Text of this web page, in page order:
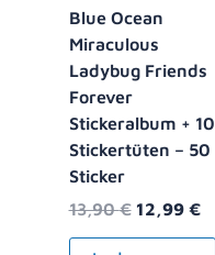
Blue Ocean
Miraculous
Ladybug Friends
Forever
Stickeralbum + 10
Stickertüten – 50
Sticker
13,90€ 12,99 €